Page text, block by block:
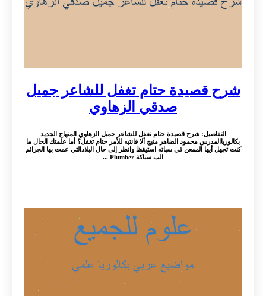
شرح قصيدة حتام تغفل للشاعر جميل
صدقي الزهاوي
التفاصيل: شرح قصيدة حتام تغفل للشاعر جميل الزهاوي المنهاج الجديد
بكالورياالمدرس محمود الضاهر منبج ألا فانتبه للأمر حتام تغفل؟ أما علمتك الحال ما
كنت تجهل أيها الممعن في سباته استيقظ وانظر إلى حال البلادالتي عمت بها الجرائم
الب سباكة Plumber ...